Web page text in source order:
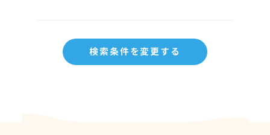
検索条件を変更する